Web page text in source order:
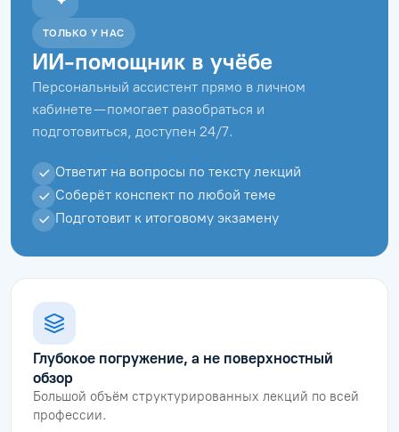
ТОЛЬКО У НАС
ИИ-помощник в учёбе
Персональный ассистент прямо в личном
кабинете — помогает разобраться и
подготовиться, доступен 24/7.
Ответит на вопросы по тексту лекций
Соберёт конспект по любой теме
Подготовит к итоговому экзамену
Глубокое погружение, а не поверхностный
обзор
Большой объём структурированных лекций по всей
профессии.